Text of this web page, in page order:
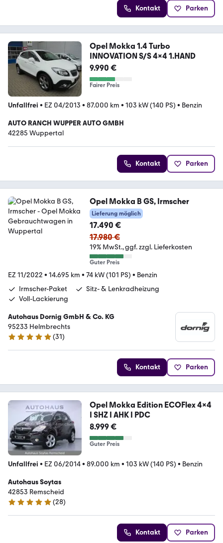
Kontakt Parken
Opel Mokka 1.4 Turbo
INNOVATION S/S 4x4 1.HAND
9.990 €
Fairer Preis
Unfallfrei • EZ 04/2013 • 87.000 km • 103 kW (140 PS) • Benzin
AUTO RANCH WUPPER AUTO GMBH
42285 Wuppertal
Kontakt Parken
Opel Mokka B GS, Irmscher
Lieferung möglich
17.490 €
17.980 €
19% MwSt. ggf. zzgl. Lieferkosten
Guter Preis
EZ 11/2022 • 14.695 km • 74 kW (101 PS) • Benzin
Irmscher-Paket
Sitz- & Lenkradheizung
Voll-Lackierung
Autohaus Dornig GmbH & Co. KG
95233 Helmbrechts
5 Sterne
(31)
Kontakt Parken
Opel Mokka Edition ECOFlex 4x4
I SHZ I AHK I PDC
8.999 €
Guter Preis
Unfallfrei • EZ 06/2014• 89.000 km • 103 kW (140 PS) • Benzin
Autohaus Soytas
42853 Remscheid
4.9 Sterne
(28)
Kontakt Parken